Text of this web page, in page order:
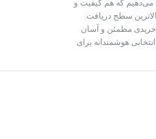
می‌دهیم که هم کیفیت و
سطح دریافت
خریدی مطمئن و آسان
هوشمندانه برای